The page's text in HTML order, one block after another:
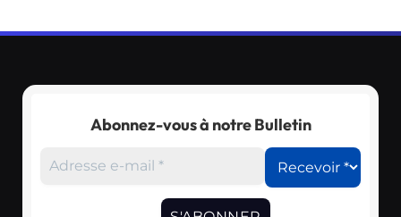
Abonnez-vous à notre Bulletin